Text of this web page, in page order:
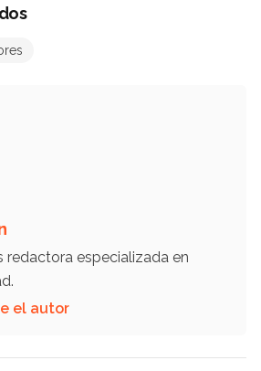
redactora especializada en
el autor